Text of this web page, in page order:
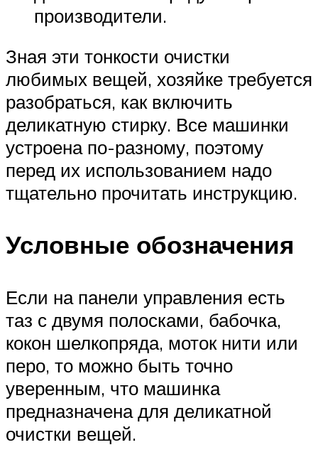
производители.
Зная эти тонкости очистки
любимых вещей, хозяйке требуется
разобраться, как включить
деликатную стирку. Все машинки
устроена по-разному, поэтому
перед их использованием надо
тщательно прочитать инструкцию.
Условные обозначения
Если на панели управления есть
таз с двумя полосками, бабочка,
кокон шелкопряда, моток нити или
перо, то можно быть точно
уверенным, что машинка
предназначена для деликатной
очистки вещей.